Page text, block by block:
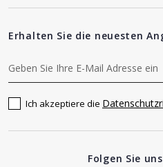
Erhalten Sie die neuesten
Ich akzeptiere die
Folgen Sie uns